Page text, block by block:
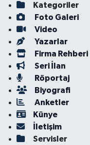
Kategoriler
Foto Galeri
Video
Yazarlar
Firma Rehberi
Seri İlan
Röportaj
Biyografi
Anketler
Künye
İletişim
Servisler